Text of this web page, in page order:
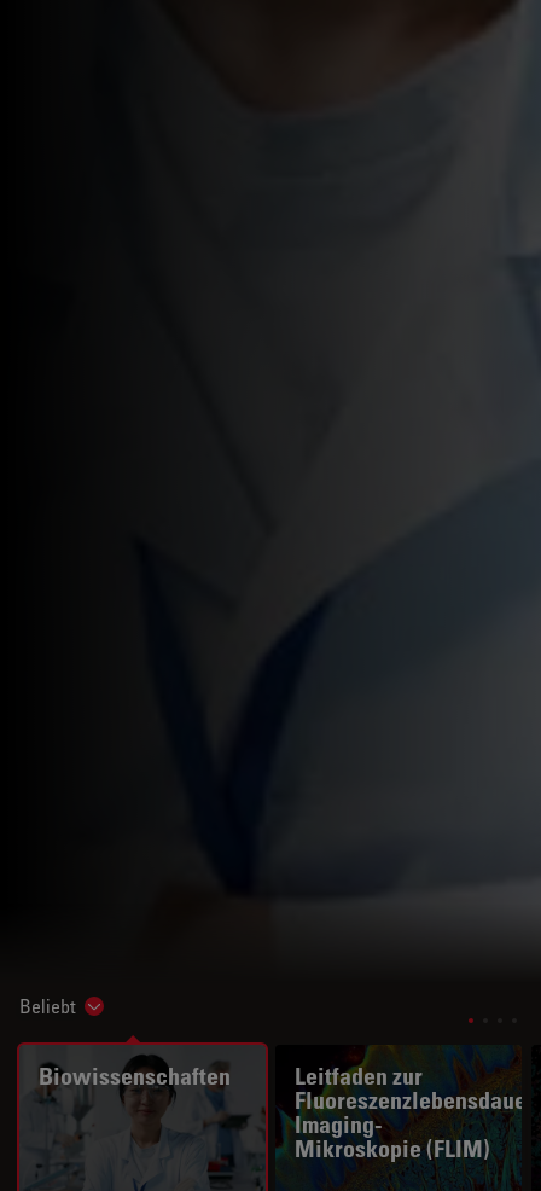
Beliebt Show subnavigation
Biowissenschaften
Leitfaden zur
Fluoreszenzlebensdauer-
Imaging-
Mikroskopie (FLIM)